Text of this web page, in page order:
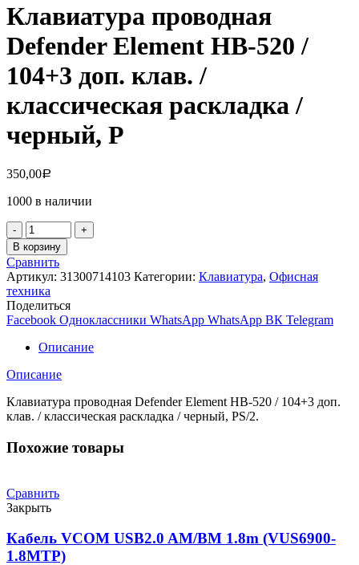
Клавиатура проводная
Defender Element HB-520 /
104+3 доп. клав. /
классическая раскладка /
черный, P
350,00Р
1000 в наличии
Количество
товара
Клавиатура
проводная
Defender
Element
HB-
520
/
104+3
доп.
/
классическая
/
В корзину
Сравнить
Артикул: 31300714103 Категории: Клавиатура, Офисная
техника
Поделиться
Facebook Одноклассники WhatsApp WhatsApp ВК Telegram
Описание
Описание
Клавиатура проводная Defender Element HB-520 / 104+3 доп.
клав. / классическая раскладка / черный, PS/2.
Похожие товары
Сравнить
Закрыть
Кабель VCOM USB2.0 AM/BM 1.8m (VUS6900-
1.8MTP)